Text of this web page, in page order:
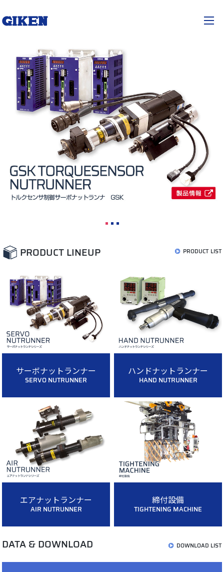
PRODUCT LINEUP PRODUCT LIST
サーボナットランナー
SERVO NUTRUNNER
ハンドナットランナー
HAND NUTRUNNER
エアナットランナー
AIR NUTRUNNER
締付設備
TIGHTENING MACHINE
DATA & DOWNLOAD DOWNLOAD LIST